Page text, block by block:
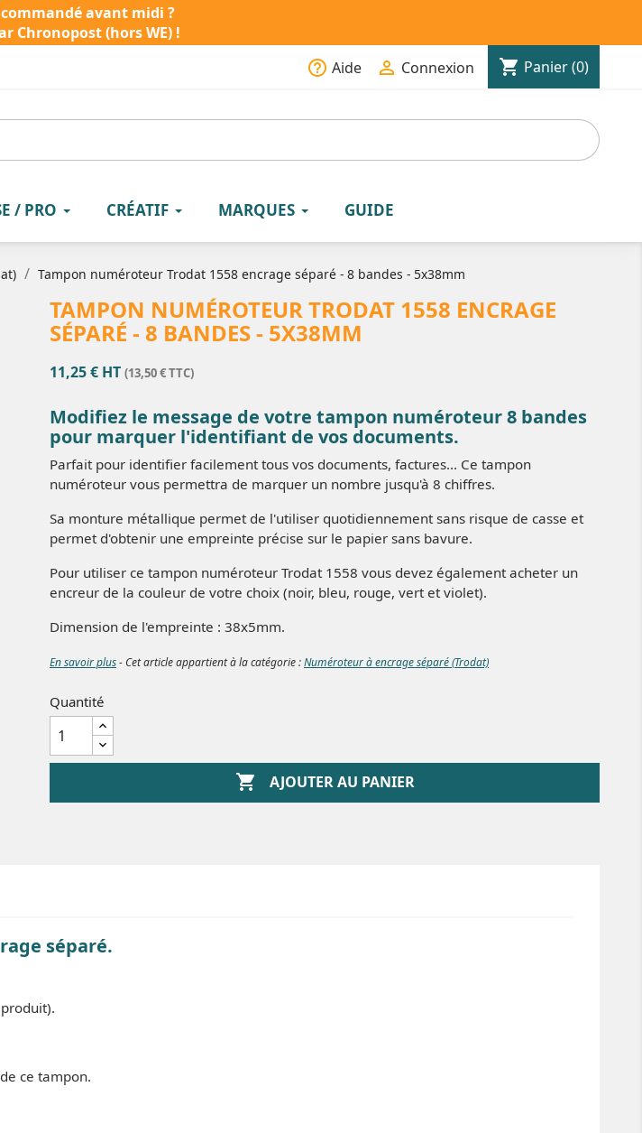
avant midi ?
Chronopost (hors WE) !
help_outline Aide  Connexion shopping_cart Panier(0)
/ PRO CRÉATIF MARQUES GUIDE
Tampon numéroteur Trodat 1558 encrage séparé - 8 bandes - 5x38mm
TAMPON NUMÉROTEUR TRODAT 1558 ENCRAGE
SÉPARÉ - 8 BANDES - 5X38MM
11,25 € HT (13,50 € TTC)
Modifiez le message de votre tampon numéroteur 8 bandes
pour marquer l'identifiant de vos documents.
Parfait pour identifier facilement tous vos documents, factures... Ce tampon
numéroteur vous permettra de marquer un nombre jusqu'à 8 chiffres.
Sa monture métallique permet de l'utiliser quotidiennement sans risque de casse et
permet d'obtenir une empreinte précise sur le papier sans bavure.
Pour utiliser ce tampon numéroteur Trodat 1558 vous devez également acheter un
encreur de la couleur de votre choix (noir, bleu, rouge, vert et violet).
Dimension de l'empreinte : 38x5mm.
En savoir plus- Cet article appartient à la catégorie :Numéroteur à encrage séparé (Trodat)
Quantité
 AJOUTER AU PANIER
séparé.
ce tampon.